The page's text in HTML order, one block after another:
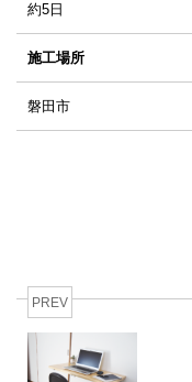
約5日
施工場所
磐田市
PREV